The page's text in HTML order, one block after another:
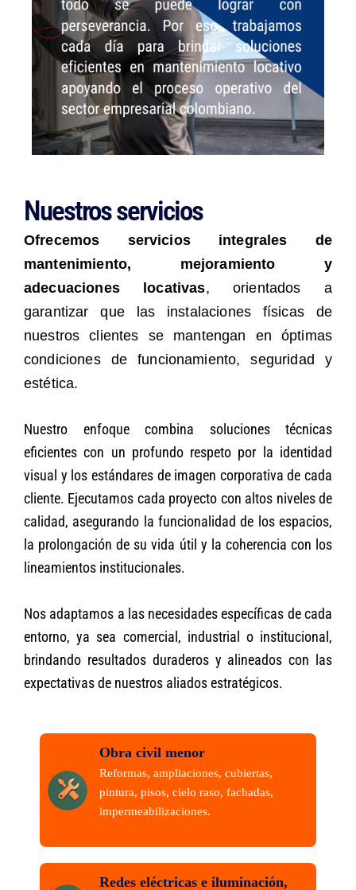
Nuestros servicios
Ofrecemos servicios integrales de
mantenimiento, mejoramiento y
adecuaciones locativas, orientados a
garantizar que las instalaciones físicas de
nuestros clientes se mantengan en óptimas
condiciones de funcionamiento, seguridad y
estética.
Nuestro enfoque combina soluciones técnicas
eficientes con un profundo respeto por la identidad
visual y los estándares de imagen corporativa de cada
cliente. Ejecutamos cada proyecto con altos niveles de
calidad, asegurando la funcionalidad de los espacios,
la prolongación de su vida útil y la coherencia con los
lineamientos institucionales.
Nos adaptamos a las necesidades específicas de cada
entorno, ya sea comercial, industrial o institucional,
brindando resultados duraderos y alineados con las
expectativas de nuestros aliados estratégicos.
Obra civil menor
Reformas, ampliaciones, cubiertas,
pintura, pisos, cielo raso, fachadas,
impermeabilizaciones.
Redes eléctricas e iluminación,